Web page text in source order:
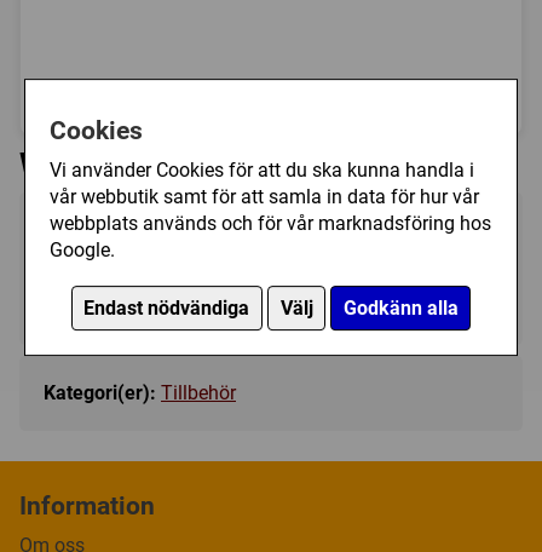
Cookies
Vi använder Cookies för att du ska kunna handla i
vår webbutik samt för att samla in data för hur vår
webbplats används och för vår marknadsföring hos
Google.
Endast nödvändiga Välj Godkänn alla
Westside Discs: Sportsack
129 kr
Tillfälligt slut
Kategori(er): Tillbehör
Information
Om oss